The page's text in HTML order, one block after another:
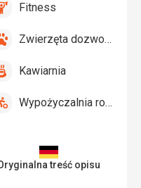
treść opisu
FitnessFitness
Zwierzęta
Zwierzęta dozwolone
KawiarniaKawiarnia
Wypożyczalnia
Wypożyczalnia rowerów